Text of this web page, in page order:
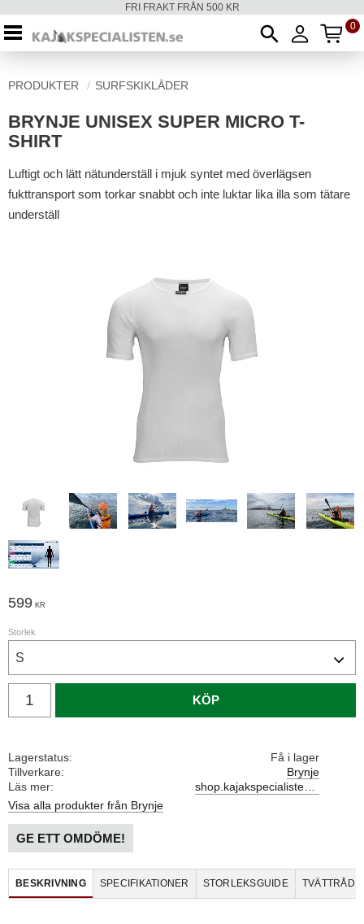
Meny
FRI FRAKT FRÅN 500 KR
0
PRODUKTER SURFSKIKLÄDER
BRYNJE UNISEX SUPER MICRO T-
SHIRT
Luftigt och lätt nätunderställ i mjuk syntet med överlägsen
fukttransport som torkar snabbt och inte luktar lika illa som tätare
underställ
599 KR
Storlek
Antal
KÖP
Lagerstatus
Få i lager
Tillverkare
Brynje
Läs mer
shop.kajakspecialisten.se/blog/post/surfskiklader
Visa alla produkter från Brynje
GE ETT OMDÖME!
BESKRIVNING SPECIFIKATIONER STORLEKSGUIDE TVÄTTRÅD